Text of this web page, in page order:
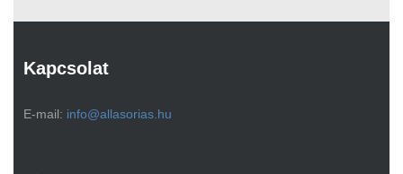
Kapcsolat
E-mail: info@allasorias.hu